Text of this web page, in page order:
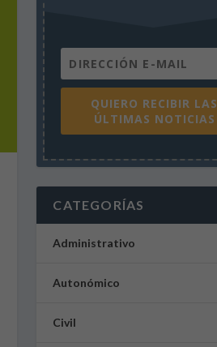
QUIERO RECIBIR LAS
ÚLTIMAS NOTICIAS
CATEGORÍAS
Administrativo
Autonómico
Civil